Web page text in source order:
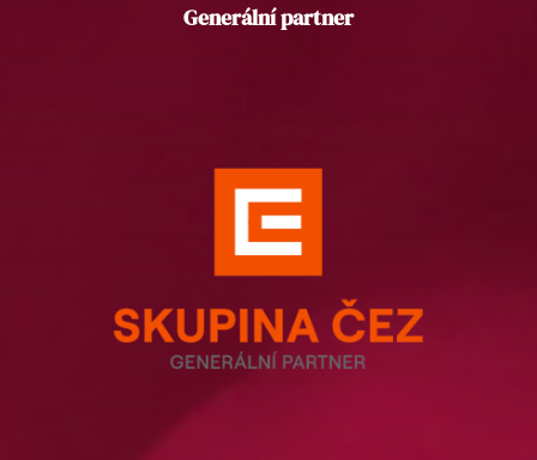
Generální partner